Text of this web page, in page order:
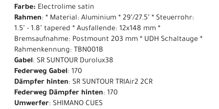
Farbe: Electrolime satin
Rahmen: * Material: Aluminium * 29"/27.5" * Steuerrohr:
1.5" - 1.8" tapered * Ausfallende: 12x148 mm *
Bremsaufnahme: Postmount 203 mm * UDH Schaltauge *
Rahmenkennung: TBN001B
Gabel: SR SUNTOUR Durolux38
Federweg Gabel: 170
Dämpfer hinten: SR SUNTOUR TRIAir2 2CR
Federweg Dämpfer hinten: 170
Umwerfer: SHIMANO CUES